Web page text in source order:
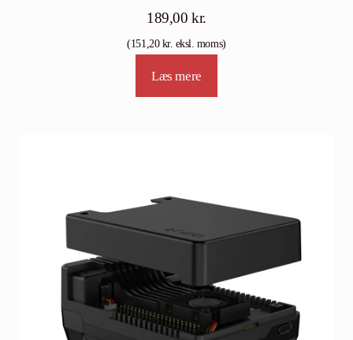
189,00kr.
(151,20kr. eksl. moms)
Læs mere